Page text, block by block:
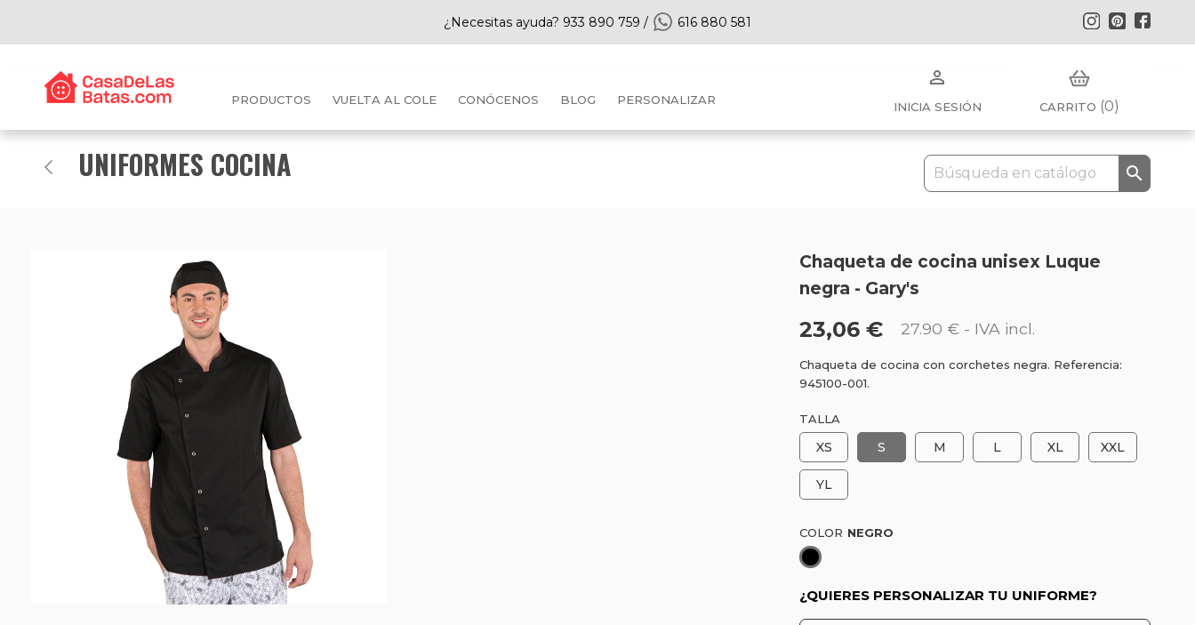
¿Necesitas ayuda? 933 890 759 / 616 880 581 Pinterest
Instagram
PRODUCTOS VUELTA AL COLE CONÓCENOS BLOG PERSONALIZAR

INICIA SESIÓN CARRITO (0)
UNIFORMES COCINA 
Chaqueta de cocina unisex Luque
negra - Gary's
23,06 € 27.90 € - IVA incl.
Chaqueta de cocina con corchetes negra. Referencia:
945100-001.
TALLA
XS S M L XL XXL
YL
COLOR
Negro
¿QUIERES PERSONALIZAR TU UNIFORME?